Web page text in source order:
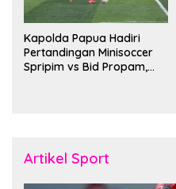
Kapolda Papua Hadiri
Pertandingan Minisoccer
Spripim vs Bid Propam,
Artikel Sport